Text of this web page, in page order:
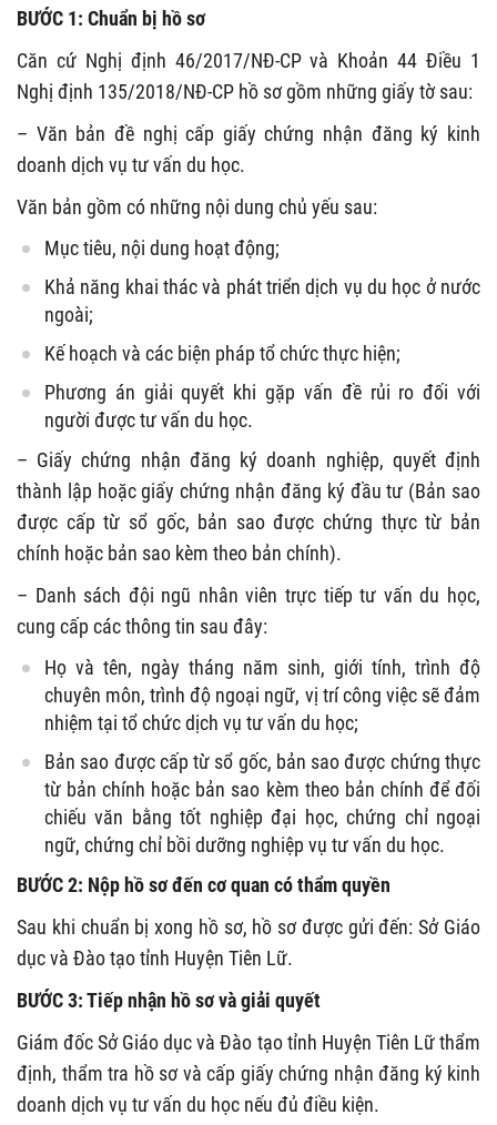
BƯỚC 1: Chuẩn bị hồ sơ
Căn cứ Nghị định 46/2017/NĐ-CP và Khoản 44 Điều 1
Nghị định 135/2018/NĐ-CP hồ sơ gồm những giấy tờ sau:
– Văn bản đề nghị cấp giấy chứng nhận đăng ký kinh
doanh dịch vụ tư vấn du học.
Văn bản gồm có những nội dung chủ yếu sau:
Mục tiêu, nội dung hoạt động;
Khả năng khai thác và phát triển dịch vụ du học ở nước
ngoài;
Kế hoạch và các biện pháp tổ chức thực hiện;
Phương án giải quyết khi gặp vấn đề rủi ro đối với
người được tư vấn du học.
– Giấy chứng nhận đăng ký doanh nghiệp, quyết định
thành lập hoặc giấy chứng nhận đăng ký đầu tư (Bản sao
được cấp từ sổ gốc, bản sao được chứng thực từ bản
chính hoặc bản sao kèm theo bản chính).
– Danh sách đội ngũ nhân viên trực tiếp tư vấn du học,
cung cấp các thông tin sau đây:
Họ và tên, ngày tháng năm sinh, giới tính, trình độ
chuyên môn, trình độ ngoại ngữ, vị trí công việc sẽ đảm
nhiệm tại tổ chức dịch vụ tư vấn du học;
Bản sao được cấp từ sổ gốc, bản sao được chứng thực
từ bản chính hoặc bản sao kèm theo bản chính để đối
chiếu văn bằng tốt nghiệp đại học, chứng chỉ ngoại
ngữ, chứng chỉ bồi dưỡng nghiệp vụ tư vấn du học.
BƯỚC 2: Nộp hồ sơ đến cơ quan có thẩm quyền
Sau khi chuẩn bị xong hồ sơ, hồ sơ được gửi đến: Sở Giáo
dục và Đào tạo tỉnh Huyện Tiên Lữ.
BƯỚC 3: Tiếp nhận hồ sơ và giải quyết
Giám đốc Sở Giáo dục và Đào tạo tỉnh Huyện Tiên Lữ thẩm
định, thẩm tra hồ sơ và cấp giấy chứng nhận đăng ký kinh
doanh dịch vụ tư vấn du học nếu đủ điều kiện.